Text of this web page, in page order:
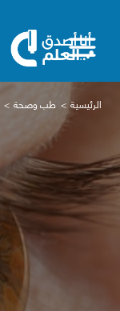
الرئيسية طب وصحة